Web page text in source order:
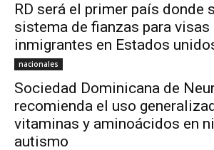
RD será el primer país donde
sistema de fianzas para visas
inmigrantes en Estados
nacionales
Sociedad Dominicana de
recomienda el uso
vitaminas y aminoácidos en
autismo